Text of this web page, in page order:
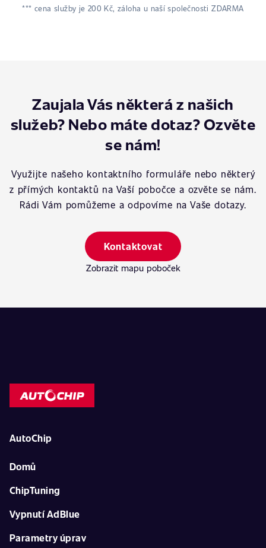
*** cena služby je 200 Kč, záloha u naší společnosti ZDARMA
Zaujala Vás některá z našich
služeb? Nebo máte dotaz? Ozvěte
se nám!
Využijte našeho kontaktního formuláře nebo některý
z přímých kontaktů na Vaší pobočce a ozvěte se nám.
Rádi Vám pomůžeme a odpovíme na Vaše dotazy.
Kontaktovat
Zobrazit mapu poboček
AutoChip
Domů
ChipTuning
Vypnutí AdBlue
Parametry úprav